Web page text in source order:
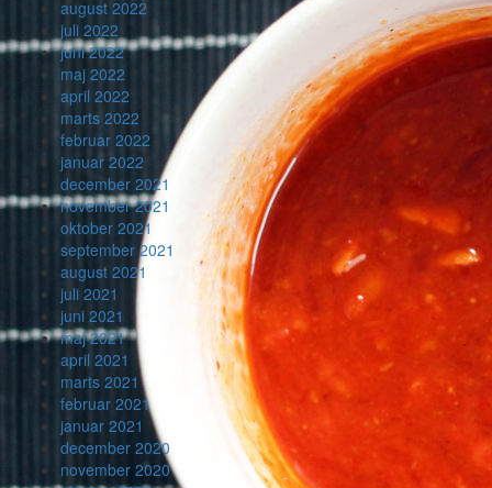
august 2022
juli 2022
juni 2022
maj 2022
april 2022
marts 2022
februar 2022
januar 2022
december 2021
november 2021
oktober 2021
september 2021
august 2021
juli 2021
juni 2021
maj 2021
april 2021
marts 2021
februar 2021
januar 2021
december 2020
november 2020